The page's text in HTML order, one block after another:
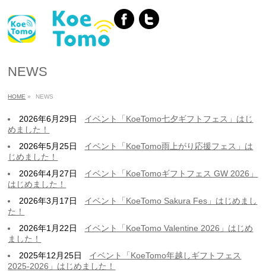
NEWS
HOME » NEWS
2026年6月29日
イベント「KoeTomo七夕ギフトフェス」はじ
めました！
2026年5月25日
イベント「KoeTomo雨上がり応援フェス」は
じめました！
2026年4月27日
イベント「KoeTomoギフトフェス GW 2026」
はじめました！
2026年3月17日
イベント「KoeTomo Sakura Fes」はじめまし
た！
2026年1月22日
イベント「KoeTomo Valentine 2026」はじめ
ました！
2025年12月25日
イベント「KoeTomo年越しギフトフェス
2025-2026」はじめました！